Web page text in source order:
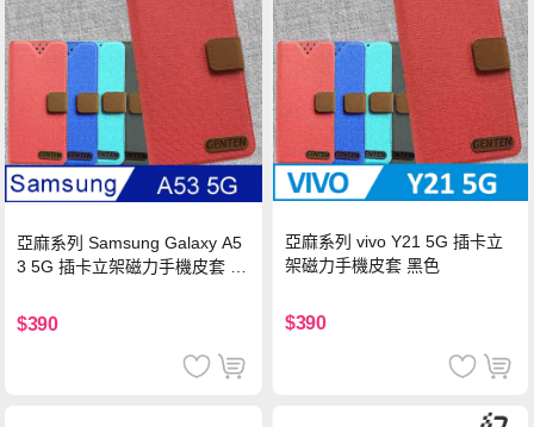
亞麻系列 Samsung Galaxy A5
3 5G 插卡立架磁力手機皮套 藍
$390
亞麻系列 vivo Y21 5G 插卡立
架磁力手機皮套 黑色
$390